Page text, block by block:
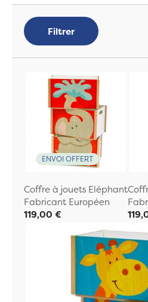
exemple sontapis de
jouets
, l'élement
chambre.
Filtrer
ENVOI OFFERT
Coffre à jouets Eléphant
Fabricant Européen
119,00 €